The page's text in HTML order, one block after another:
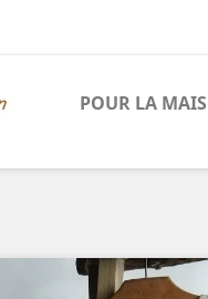
POUR LA